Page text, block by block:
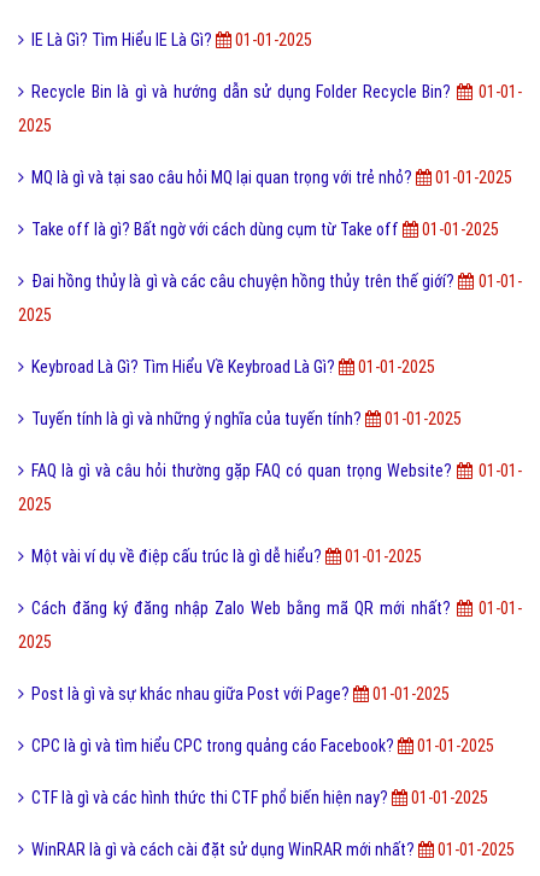
IE Là Gì? Tìm Hiểu IE Là Gì? 01-01-2025
Recycle Bin là gì và hướng dẫn sử dụng Folder Recycle Bin?
01-01-
2025
MQ là gì và tại sao câu hỏi MQ lại quan trọng với trẻ nhỏ? 01-01-2025
Take off là gì? Bất ngờ với cách dùng cụm từ Take off 01-01-2025
Đai hồng thủy là gì và các câu chuyện hồng thủy trên thế giớí?
01-01-
2025
Keybroad Là Gì? Tìm Hiểu Về Keybroad Là Gì? 01-01-2025
Tuyến tính là gì và những ý nghĩa của tuyến tính? 01-01-2025
FAQ là gì và câu hỏi thường gặp FAQ có quan trọng Website?
01-01-
2025
Một vài ví dụ về điệp cấu trúc là gì dễ hiểu? 01-01-2025
Cách đăng ký đăng nhập Zalo Web bằng mã QR mới nhất?
01-01-
2025
Post là gì và sự khác nhau giữa Post với Page? 01-01-2025
CPC là gì và tìm hiểu CPC trong quảng cáo Facebook? 01-01-2025
CTF là gì và các hình thức thi CTF phổ biến hiện nay? 01-01-2025
WinRAR là gì và cách cài đặt sử dụng WinRAR mới nhất? 01-01-2025